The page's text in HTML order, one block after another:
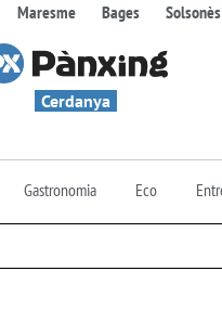
Maresme Bages Solsonès
Cerdanya
Gastronomia Eco